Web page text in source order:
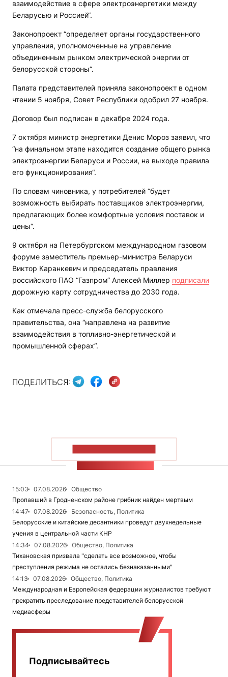
взаимодействие в сфере электроэнергетики между
Беларусью и Россией“.
Законопроект “определяет органы государственного
управления, уполномоченные на управление
объединенным рынком электрической энергии от
белорусской стороны“.
Палата представителей приняла законопроект в одном
чтении 5 ноября, Совет Республики одобрил 27 ноября.
Договор был подписан в декабре 2024 года.
7 октября министр энергетики Денис Мороз заявил, что
“на финальном этапе находится создание общего рынка
электроэнергии Беларуси и России, на выходе правила
его функционирования“.
По словам чиновника, у потребителей “будет
возможность выбирать поставщиков электроэнергии,
предлагающих более комфортные условия поставок и
цены“.
9 октября на Петербургском международном газовом
форуме заместитель премьер-министра Беларуси
Виктор Каранкевич и председатель правления
российского ПАО “Газпром“ Алексей Миллер подписали
дорожную карту сотрудничества до 2030 года.
Как отмечала пресс-служба белорусского
правительства, она “направлена на развитие
взаимодействия в топливно-энергетической и
промышленной сферах“.
ПОДЕЛИТЬСЯ:
15:03 07.08.2026
Общество
Пропавший в Гродненском районе грибник найден мертвым
14:47
07.08.2026
Безопасность, Политика
Белорусские и китайские десантники проведут двухнедельные
учения в центральной части КНР
14:34
07.08.2026
Общество, Политика
Тихановская призвала "сделать все возможное, чтобы
преступления режима не остались безнаказанными"
14:13
07.08.2026
Общество, Политика
Международная и Европейская федерации журналистов требуют
прекратить преследование представителей белорусской
медиасферы
Подписывайтесь